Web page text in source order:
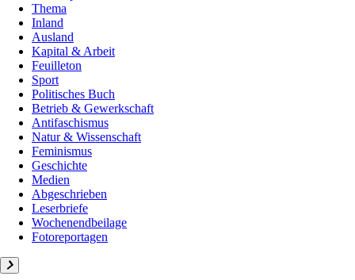
Thema
Inland
Ausland
Kapital & Arbeit
Feuilleton
Sport
Politisches Buch
Betrieb & Gewerkschaft
Antifaschismus
Natur & Wissenschaft
Feminismus
Geschichte
Medien
Abgeschrieben
Leserbriefe
Wochenendbeilage
Fotoreportagen